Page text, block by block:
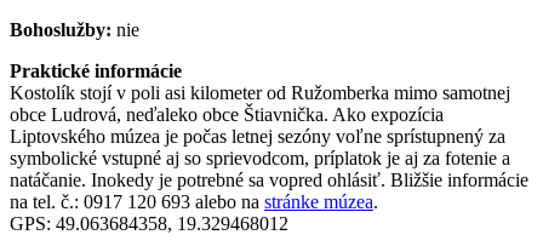
Bohoslužby: nie
Praktické informácie
Kostolík stojí v poli asi kilometer od Ružomberka mimo samotnej
obce Ludrová, neďaleko obce Štiavnička. Ako expozícia
Liptovského múzea je počas letnej sezóny voľne sprístupnený za
symbolické vstupné aj so sprievodcom, príplatok je aj za fotenie a
natáčanie. Inokedy je potrebné sa vopred ohlásiť. Bližšie informácie
na tel. č.: 0917 120 693 alebo na stránke múzea.
GPS: 49.063684358, 19.329468012